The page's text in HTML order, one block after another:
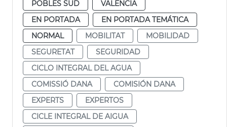
POBLES SUD
VALENCIA
EN PORTADA
EN PORTADA TEMÁTICA
NORMAL
MOBILITAT
MOBILIDAD
SEGURETAT
SEGURIDAD
CICLO INTEGRAL DEL AGUA
COMISSIÓ DANA
COMISIÓN DANA
EXPERTS
EXPERTOS
CICLE INTEGRAL DE AIGUA